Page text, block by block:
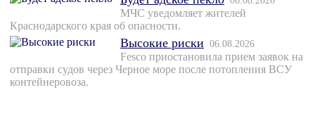
МЧС уведомляет жителей
Краснодарского края об опасности.
Высокие риски 06.08.2026
Fesco приостановила прием заявок на
отправки судов через Черное море после потопления ВСУ
контейнеровоза.